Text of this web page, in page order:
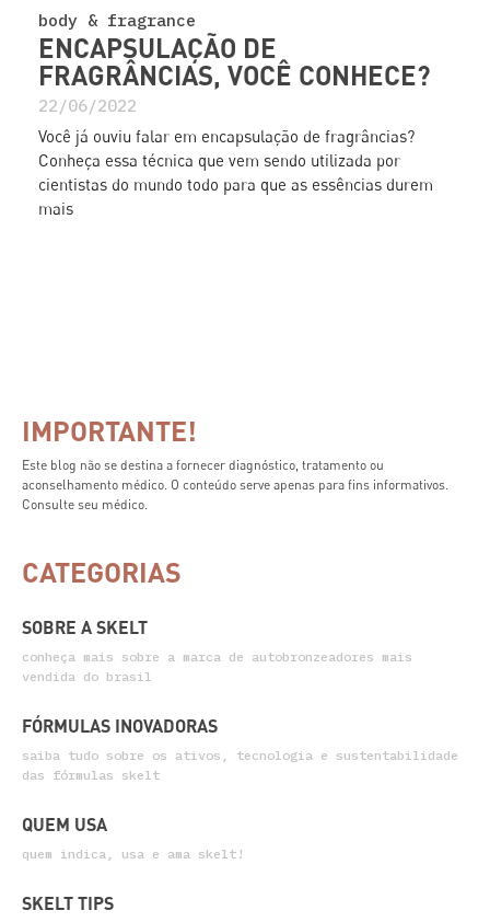
body & fragrance
ENCAPSULAÇÃO DE
FRAGRÂNCIAS, VOCÊ CONHECE?
22/06/2022
Você já ouviu falar em encapsulação de fragrâncias?
Conheça essa técnica que vem sendo utilizada por
cientistas do mundo todo para que as essências durem
mais
IMPORTANTE!
Este blog não se destina a fornecer diagnóstico, tratamento ou
aconselhamento médico. O conteúdo serve apenas para fins informativos.
Consulte seu médico.
CATEGORIAS
SOBRE A SKELT
conheça mais sobre a marca de autobronzeadores mais
vendida do brasil
FÓRMULAS INOVADORAS
saiba tudo sobre os ativos, tecnologia e sustentabilidade
das fórmulas skelt
QUEM USA
quem indica, usa e ama skelt!
SKELT TIPS